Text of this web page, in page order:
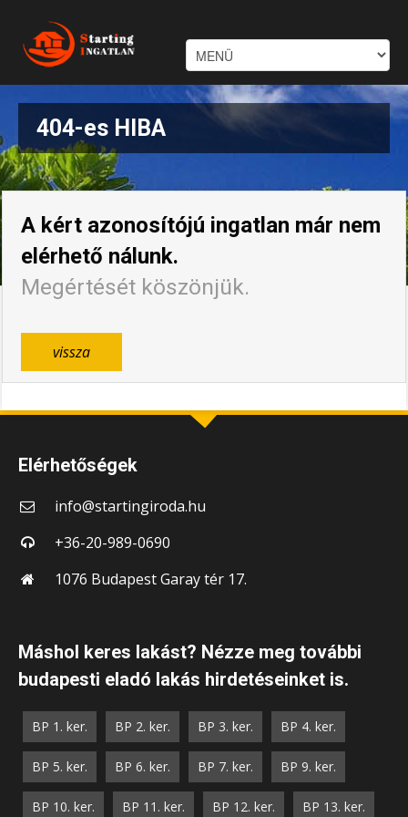
404-es HIBA
A kért azonosítójú ingatlan már nem
elérhető nálunk.
Megértését köszönjük.
vissza
Elérhetőségek
info@startingiroda.hu
+36-20-989-0690
1076 Budapest Garay tér 17.
Máshol keres lakást? Nézze meg további
budapesti eladó lakás hirdetéseinket is.
BP 1. ker. BP 2. ker. BP 3. ker. BP 4. ker.
BP 5. ker. BP 6. ker. BP 7. ker. BP 9. ker.
BP 10. ker. BP 11. ker. BP 12. ker. BP 13. ker.